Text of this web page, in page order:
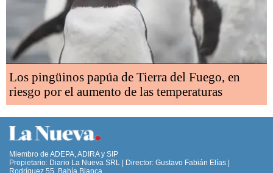
Los pingüinos papúa de Tierra del Fuego, en
riesgo por el aumento de las temperaturas
Miembro de ADEPA, ADIRA y SIP
Propietario: Diario La Nueva SRL | Director: Gustavo Fabián Elías |
Rodríguez 55, Bahía Blanca,